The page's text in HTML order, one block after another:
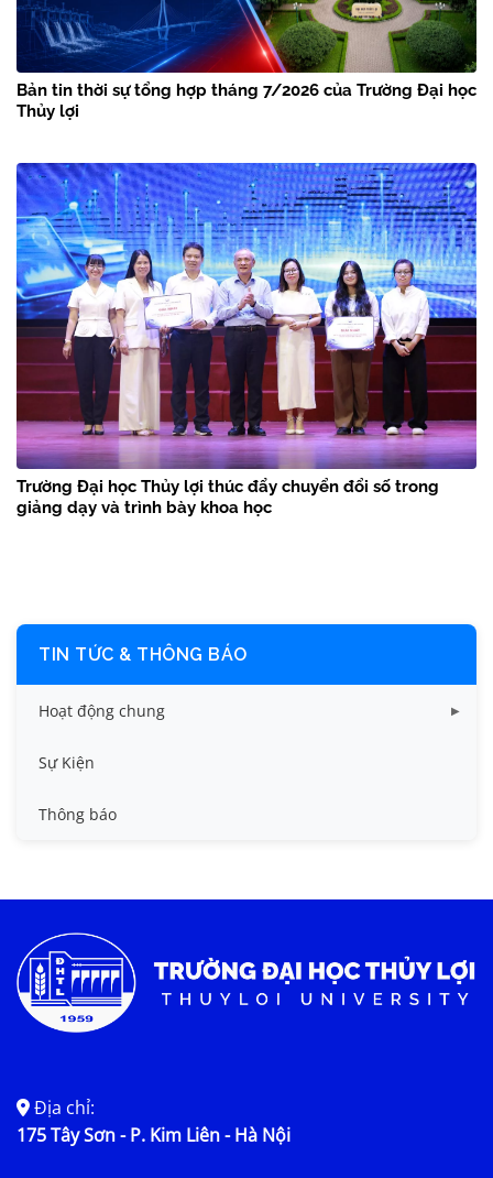
Bản tin thời sự tổng hợp tháng 7/2026 của Trường Đại học
Thủy lợi
Trường Đại học Thủy lợi thúc đẩy chuyển đổi số trong
giảng dạy và trình bày khoa học
TIN TỨC & THÔNG BÁO
Hoạt động chung
Tin công tác sinh viên
Tin đào tạo
Tin tức chung
Sự Kiện
Thông báo
Địa chỉ:
175 Tây Sơn - P. Kim Liên - Hà Nội